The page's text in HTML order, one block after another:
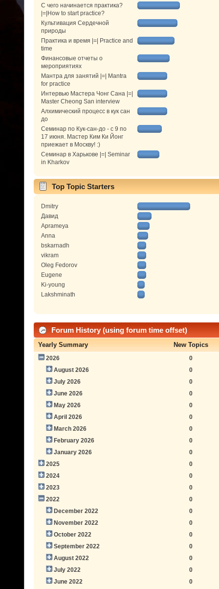
С чего начинается практика?
|=|How to start practice?
Культивация Сердечной
природы
Практика и время |=| Practice and
time
Финансовые отчеты о
мероприятиях
Мантра для занятий |=| Mantra
for practice
Интервью Мастера Чонг Сана |=|
Master Cheong San interview
Алхимический процесс в кук сан
до
Семинар по Кук-сан-до - с 9 по
17 июня. Мастер Ким Ки Йонг
приежает в Москву! :)
Семинар в Харькове |=| Seminar
in Kharkov
Top Topic Starters
Dmitry
Давид
Aprameya
Anna
bskarnadh
vikram
Oleg Fedorov
Eugene
Ki-young
Lakshminath
Forum History (using forum time offset)
Yearly Summary New Topics
2026
0
August 2026
0
July 2026
0
June 2026
0
May 2026
0
April 2026
0
March 2026
0
February 2026
0
January 2026
0
2025
0
2024
0
2023
0
2022
0
December 2022
0
November 2022
0
October 2022
0
September 2022
0
August 2022
0
July 2022
0
June 2022
0